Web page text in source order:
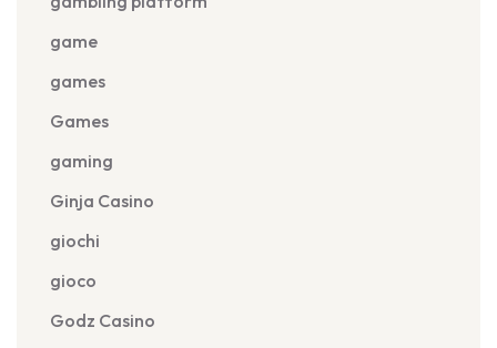
game
games
Games
gaming
Ginja Casino
giochi
gioco
Godz Casino